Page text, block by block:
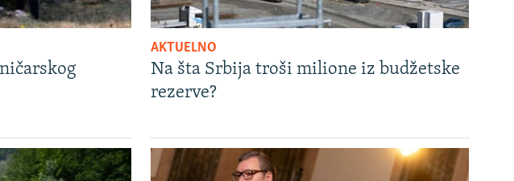
AKTUELNO
Na šta Srbija troši milione iz budžetske
rezerve?